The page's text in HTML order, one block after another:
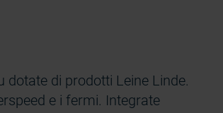
di prodotti Leine Linde.
e i fermi. Integrate